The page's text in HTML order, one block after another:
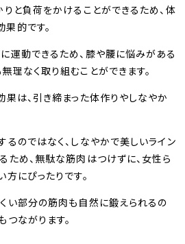
りと負荷をかけることができるため、体
的です。
運動できるため、膝や腰に悩みがある
理なく取り組むことができます。
果は、引き締まった体作りやしなやか
るのではなく、しなやかで美しいライン
ため、無駄な筋肉はつけずに、女性ら
方にぴったりです。
い部分の筋肉も自然に鍛えられるの
つながります。